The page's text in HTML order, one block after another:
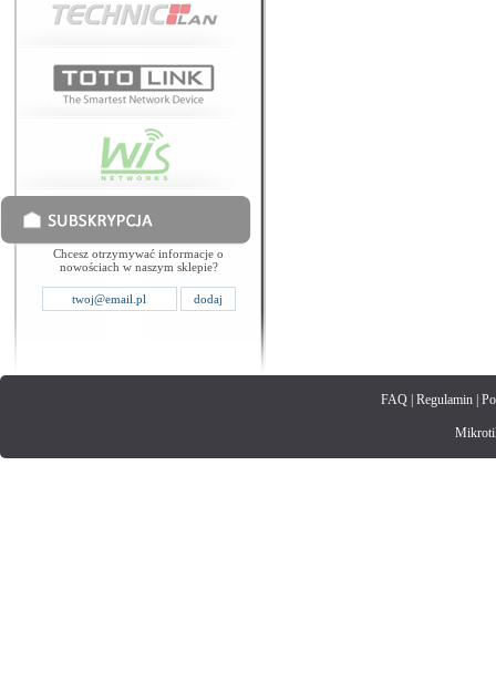
Chcesz otrzymywać informacje o
nowościach w naszym sklepie?
FAQ| Regulamin|